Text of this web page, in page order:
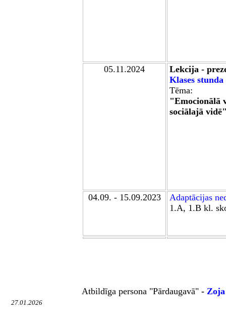
05.11.2024
Lekcija -
Klases stunda
Tēma:
"Emocionālā
sociālajā vidē
04.09. - 15.09.2023
Adaptācijas
1.A, 1.B kl.
Atbildīga persona "Pārdaugavā" -
27.01.2026